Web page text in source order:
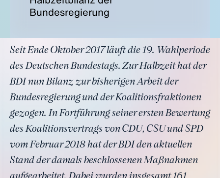
Bundesregierung
Seit Ende Oktober 2017 läuft die 19. Wahlperiode
des Deutschen Bundestags. Zur Halbzeit hat der
BDI nun Bilanz zur bisherigen Arbeit der
Bundesregierung und der Koalitionsfraktionen
gezogen. In Fortführung seiner ersten Bewertung
des Koalitionsvertrags von CDU, CSU und SPD
vom Februar 2018 hat der BDI den aktuellen
Stand der damals beschlossenen Maßnahmen